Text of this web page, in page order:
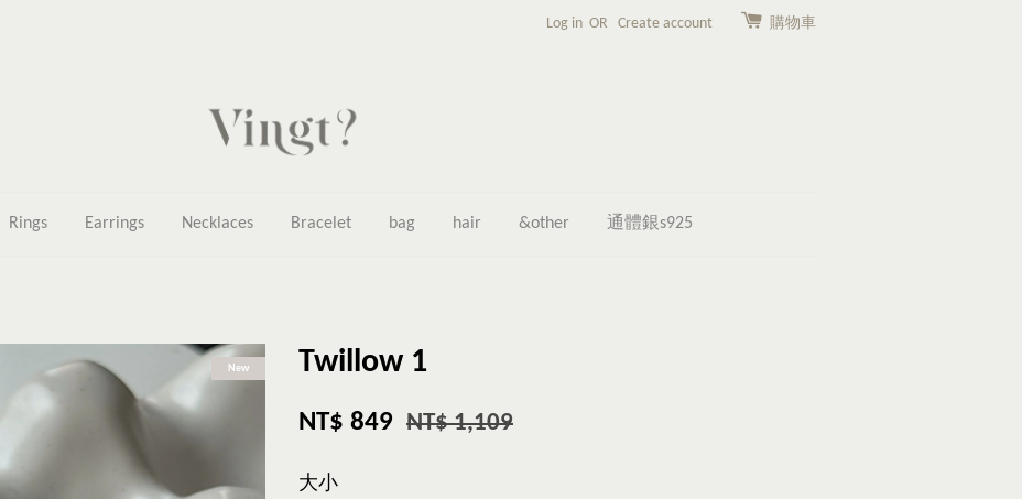
Log in OR Create account 購物車
Rings Earrings Necklaces Bracelet bag hair &other 通體銀s925
New Twillow 1
NT$ 849 NT$ 1,109
大小